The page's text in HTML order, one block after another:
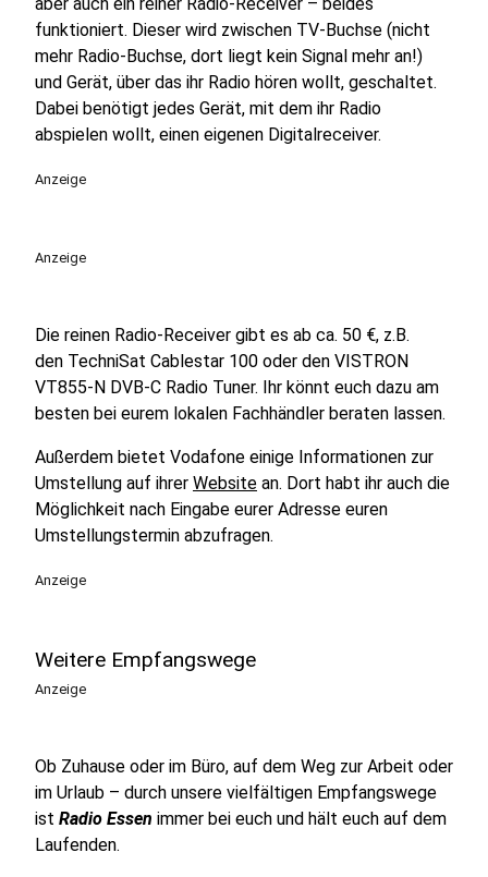
funktioniert. Dieser wird zwischen TV-Buchse (nicht
mehr Radio-Buchse, dort liegt kein Signal mehr an!)
und Gerät, über das ihr Radio hören wollt, geschaltet.
Dabei benötigt jedes Gerät, mit dem ihr Radio
abspielen wollt, einen eigenen Digitalreceiver.
Anzeige
Anzeige
Die reinen Radio-Receiver gibt es ab ca. 50 €, z.B.
den TechniSat Cablestar 100 oder den VISTRON
VT855-N DVB-C Radio Tuner. Ihr könnt euch dazu am
besten bei eurem lokalen Fachhändler beraten lassen.
Außerdem bietet Vodafone einige Informationen zur
Umstellung auf ihrer Website an. Dort habt ihr auch die
Möglichkeit nach Eingabe eurer Adresse euren
Umstellungstermin abzufragen.
Anzeige
Weitere Empfangswege
Anzeige
Ob Zuhause oder im Büro, auf dem Weg zur Arbeit oder
im Urlaub – durch unsere vielfältigen Empfangswege
ist Radio Essen immer bei euch und hält euch auf dem
Laufenden.